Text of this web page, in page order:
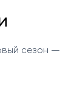
сезон —